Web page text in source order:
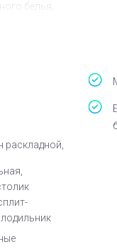
белья,
раскладной,